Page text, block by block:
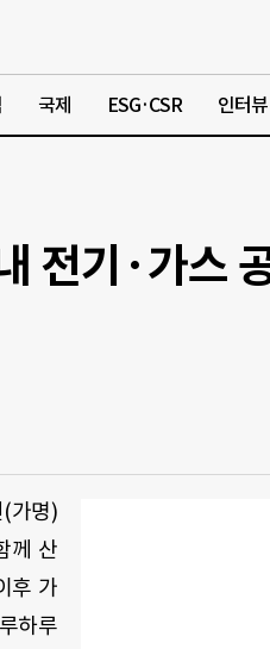
국제 ESG·CSR 인터뷰
전기·가스
가명)
께 산
후 가
하루